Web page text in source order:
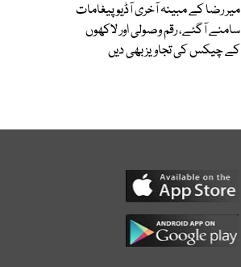
میر رضا کے مبینہ آخری آڈیو پیغامات
سامنے آگئے، رقم وصولی اور لاکھوں
کے چیکس کی تجاویز بھی دیں